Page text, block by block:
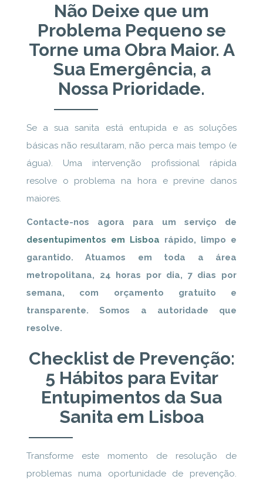
Não Deixe que um
Problema Pequeno se
Torne uma Obra Maior. A
Sua Emergência, a
Nossa Prioridade.
Se a sua sanita está entupida e as soluções
básicas não resultaram, não perca mais tempo (e
água). Uma intervenção profissional rápida
resolve o problema na hora e previne danos
maiores.
Contacte-nos agora para um serviço de
desentupimentos em Lisboa rápido, limpo e
garantido. Atuamos em toda a área
metropolitana, 24 horas por dia, 7 dias por
semana, com orçamento gratuito e
transparente. Somos a autoridade que
resolve.
Checklist de Prevenção:
5 Hábitos para Evitar
Entupimentos da Sua
Sanita em Lisboa
Transforme este momento de resolução de
problemas numa oportunidade de prevenção.